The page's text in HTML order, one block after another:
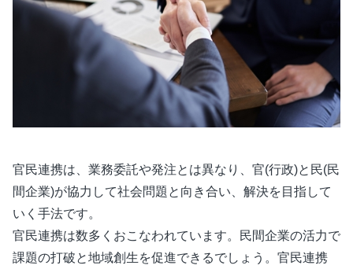
官民連携は、業務委託や発注とは異なり、官(行政)と民(民
間企業)が協力して社会問題と向き合い、解決を目指して
いく手法です。
官民連携は数多くおこなわれています。民間企業の活力で
課題の打破と地域創生を促進できるでしょう。官民連携